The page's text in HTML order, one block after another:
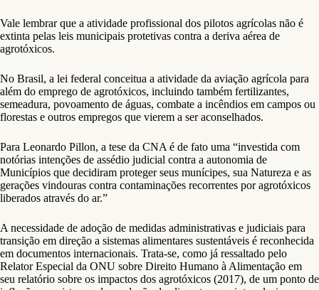
Vale lembrar que a atividade profissional dos pilotos agrícolas não é
extinta pelas leis municipais protetivas contra a deriva aérea de
agrotóxicos.
No Brasil, a lei federal conceitua a atividade da aviação agrícola para
além do emprego de agrotóxicos, incluindo também fertilizantes,
semeadura, povoamento de águas, combate a incêndios em campos ou
florestas e outros empregos que vierem a ser aconselhados.
Para Leonardo Pillon, a tese da CNA é de fato uma “investida com
notórias intenções de assédio judicial contra a autonomia de
Municípios que decidiram proteger seus munícipes, sua Natureza e as
gerações vindouras contra contaminações recorrentes por agrotóxicos
liberados através do ar.”
A necessidade de adoção de medidas administrativas e judiciais para
transição em direção a sistemas alimentares sustentáveis é reconhecida
em documentos internacionais. Trata-se, como já ressaltado pelo
Relator Especial da ONU sobre Direito Humano à Alimentação em
seu relatório sobre os impactos dos agrotóxicos (2017), de um ponto de